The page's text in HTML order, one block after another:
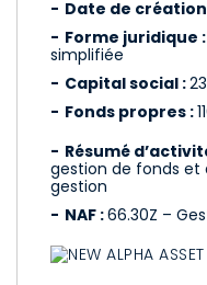
Date de
Forme juridique :
simplifiée
Capital social :
Fonds propres :
Résumé
gestion de fonds et
gestion
NAF :66.30Z –